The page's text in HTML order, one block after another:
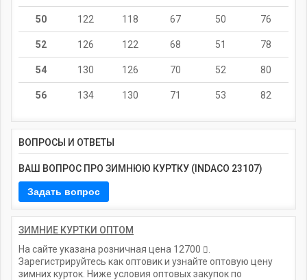
50 122 118 67 50 76
52 126 122 68 51 78
54 130 126 70 52 80
56 134 130 71 53 82
ВОПРОСЫ И ОТВЕТЫ
ВАШ ВОПРОС ПРО ЗИМНЮЮ КУРТКУ (INDACO 23107)
ЗИМНИЕ КУРТКИ ОПТОМ
На сайте указана розничная цена 12700
Зарегистрируйтесь как оптовик и узнайте оптовую цену
зимних курток. Ниже условия оптовых закупок по